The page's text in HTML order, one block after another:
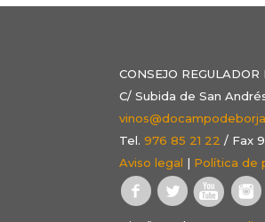
CONSEJO
C/ Subida de San
Tel.976 85 21 22 / Fax
Aviso legal | Política de